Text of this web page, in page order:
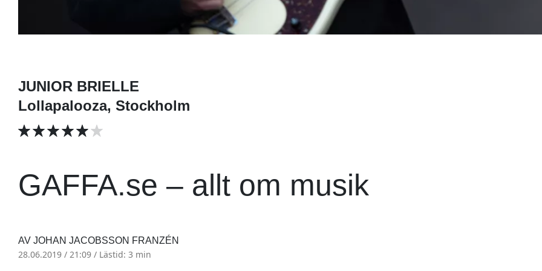
JUNIOR BRIELLE
Lollapalooza, Stockholm
GAFFA.se – allt om musik
AV JOHAN JACOBSSON FRANZÉN
28.06.2019 / 21:09 / Lästid: 3 min